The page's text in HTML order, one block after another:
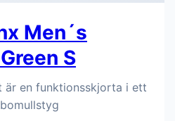
Men´s
S
är en funktionsskjorta i ett